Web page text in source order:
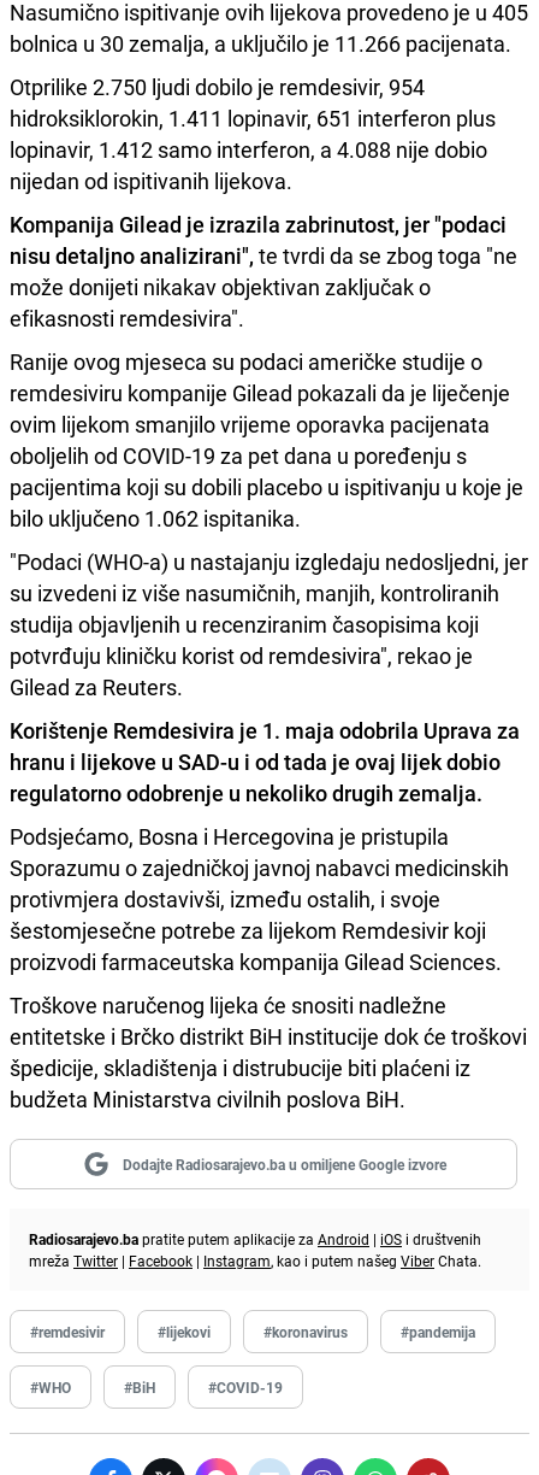
Nasumično ispitivanje ovih lijekova provedeno je u 405
bolnica u 30 zemalja, a uključilo je 11.266 pacijenata.
Otprilike 2.750 ljudi dobilo je remdesivir, 954
hidroksiklorokin, 1.411 lopinavir, 651 interferon plus
lopinavir, 1.412 samo interferon, a 4.088 nije dobio
nijedan od ispitivanih lijekova.
Kompanija Gilead je izrazila zabrinutost, jer "podaci
nisu detaljno analizirani", te tvrdi da se zbog toga "ne
može donijeti nikakav objektivan zaključak o
efikasnosti remdesivira".
Ranije ovog mjeseca su podaci američke studije o
remdesiviru kompanije Gilead pokazali da je liječenje
ovim lijekom smanjilo vrijeme oporavka pacijenata
oboljelih od COVID-19 za pet dana u poređenju s
pacijentima koji su dobili placebo u ispitivanju u koje je
bilo uključeno 1.062 ispitanika.
"Podaci (WHO-a) u nastajanju izgledaju nedosljedni, jer
su izvedeni iz više nasumičnih, manjih, kontroliranih
studija objavljenih u recenziranim časopisima koji
potvrđuju kliničku korist od remdesivira", rekao je
Gilead za Reuters.
Korištenje Remdesivira je 1. maja odobrila Uprava za
hranu i lijekove u SAD-u i od tada je ovaj lijek dobio
regulatorno odobrenje u nekoliko drugih zemalja.
Podsjećamo, Bosna i Hercegovina je pristupila
Sporazumu o zajedničkoj javnoj nabavci medicinskih
protivmjera dostavivši, između ostalih, i svoje
šestomjesečne potrebe za lijekom Remdesivir koji
proizvodi farmaceutska kompanija Gilead Sciences.
Troškove naručenog lijeka će snositi nadležne
entitetske i Brčko distrikt BiH institucije dok će troškovi
špedicije, skladištenja i distrubucije biti plaćeni iz
budžeta Ministarstva civilnih poslova BiH.
Dodajte Radiosarajevo.ba u omiljene Google izvore
Radiosarajevo.bapratite putem aplikacije za Android | iOS i društvenih
mreža Twitter | Facebook | Instagram, kao i putem našeg ViberChata.
#remdesivir #lijekovi #koronavirus #pandemija
#WHO #BiH #COVID-19